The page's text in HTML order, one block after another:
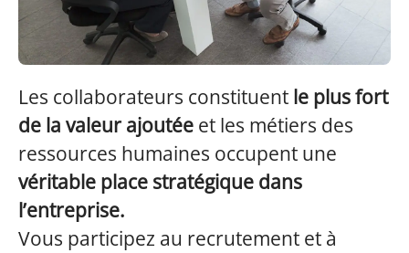
Les collaborateurs constituent le plus fort
de la valeur ajoutée et les métiers des
ressources humaines occupent une
véritable place stratégique dans
l’entreprise.
Vous participez au recrutement et à